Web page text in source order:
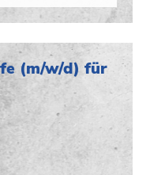
(m/w/d) für